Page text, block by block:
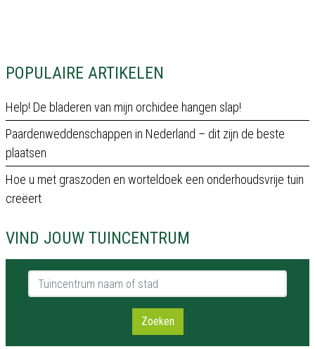
POPULAIRE ARTIKELEN
Help! De bladeren van mijn orchidee hangen slap!
Paardenweddenschappen in Nederland – dit zijn de beste
plaatsen
Hoe u met graszoden en worteldoek een onderhoudsvrije tuin
creëert
VIND JOUW TUINCENTRUM
Tuincentrum naam of stad
Zoeken